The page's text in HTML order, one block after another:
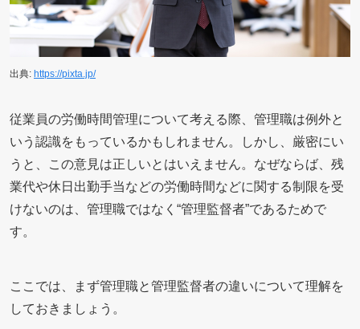
出典: https://pixta.jp/
従業員の労働時間管理について考える際、管理職は例外と
いう認識をもっているかもしれません。しかし、厳密にい
うと、この意見は正しいとはいえません。なぜならば、残
業代や休日出勤手当などの労働時間などに関する制限を受
けないのは、管理職ではなく“管理監督者”であるためで
す。
ここでは、まず管理職と管理監督者の違いについて理解を
しておきましょう。